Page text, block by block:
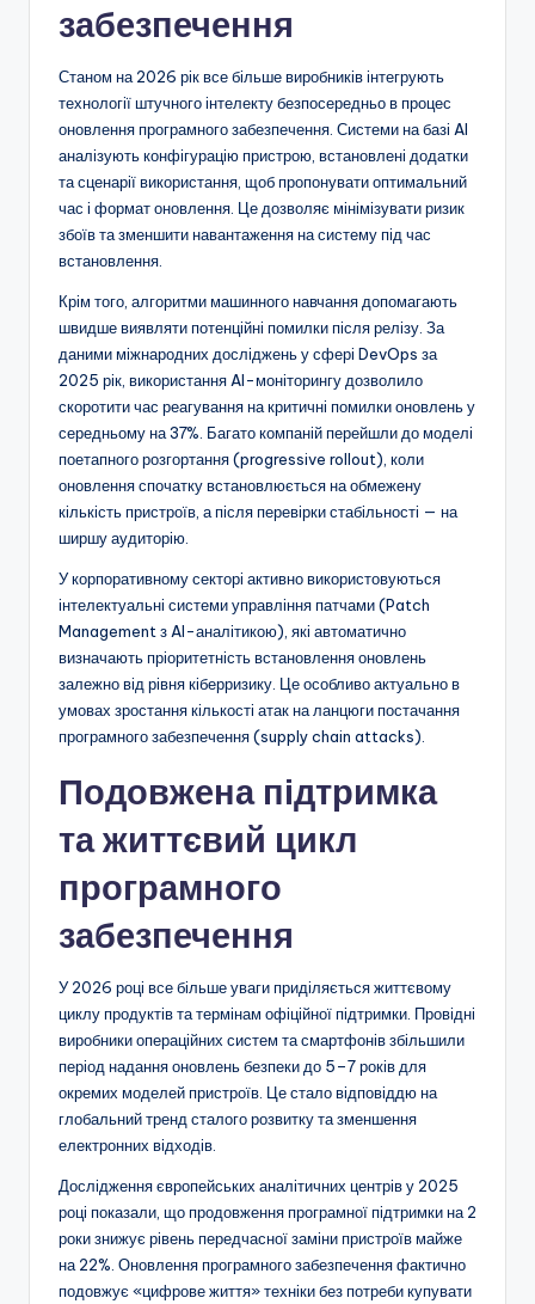
забезпечення
Станом на 2026 рік все більше виробників інтегрують
технології штучного інтелекту безпосередньо в процес
оновлення програмного забезпечення. Системи на базі AI
аналізують конфігурацію пристрою, встановлені додатки
та сценарії використання, щоб пропонувати оптимальний
час і формат оновлення. Це дозволяє мінімізувати ризик
збоїв та зменшити навантаження на систему під час
встановлення.
Крім того, алгоритми машинного навчання допомагають
швидше виявляти потенційні помилки після релізу. За
даними міжнародних досліджень у сфері DevOps за
2025 рік, використання AI-моніторингу дозволило
скоротити час реагування на критичні помилки оновлень у
середньому на 37%. Багато компаній перейшли до моделі
поетапного розгортання (progressive rollout), коли
оновлення спочатку встановлюється на обмежену
кількість пристроїв, а після перевірки стабільності — на
ширшу аудиторію.
У корпоративному секторі активно використовуються
інтелектуальні системи управління патчами (Patch
Management з AI-аналітикою), які автоматично
визначають пріоритетність встановлення оновлень
залежно від рівня кіберризику. Це особливо актуально в
умовах зростання кількості атак на ланцюги постачання
програмного забезпечення (supply chain attacks).
Подовжена підтримка
та життєвий цикл
програмного
забезпечення
У 2026 році все більше уваги приділяється життєвому
циклу продуктів та термінам офіційної підтримки. Провідні
виробники операційних систем та смартфонів збільшили
період надання оновлень безпеки до 5–7 років для
окремих моделей пристроїв. Це стало відповіддю на
глобальний тренд сталого розвитку та зменшення
електронних відходів.
Дослідження європейських аналітичних центрів у 2025
році показали, що продовження програмної підтримки на 2
роки знижує рівень передчасної заміни пристроїв майже
на 22%. Оновлення програмного забезпечення фактично
подовжує «цифрове життя» техніки без потреби купувати